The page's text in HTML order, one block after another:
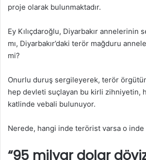
proje olarak bulunmaktadır.
Ey Kılıçdaroğlu, Diyarbakır annelerinin
mı, Diyarbakır’daki terör mağduru
mi?
Onurlu duruş sergileyerek, terör
hep devleti suçlayan bu kirli zihniyetin,
katlinde vebali bulunuyor.
Nerede, hangi inde terörist varsa o inde
“95 milyar dolar